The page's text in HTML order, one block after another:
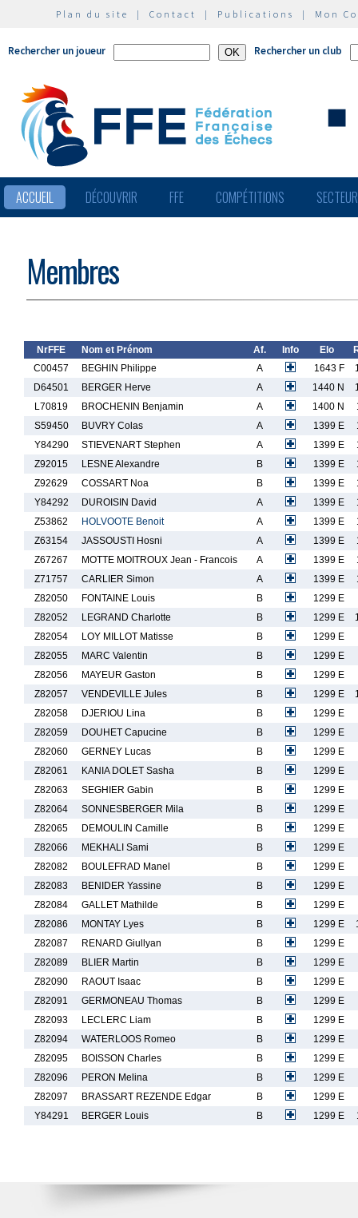
Plan du site | Contact | Publications | Mon
Rechercher un joueur Rechercher un club
ACCUEIL DÉCOUVRIR FFE COMPÉTITIONS
Membres
NrFFE Nom et Prénom Af. Info Elo
C00457
BEGHIN Philippe A 1643 F
D64501
BERGER Herve A 1440 N
L70819
BROCHENIN Benjamin A 1400 N
S59450
BUVRY Colas A 1399 E
Y84290
STIEVENART Stephen A 1399 E
Z92015
LESNE Alexandre B 1399 E
Z92629
COSSART Noa B 1399 E
Y84292
DUROISIN David A 1399 E
Z53862
HOLVOOTE Benoit A 1399 E
Z63154
JASSOUSTI Hosni A 1399 E
Z67267
MOTTE MOITROUX Jean - Francois A 1399 E
Z71757
CARLIER Simon A 1399 E
Z82050
FONTAINE Louis B
1299 E
Z82052
LEGRAND Charlotte B 1299 E
Z82054
LOY MILLOT Matisse B
1299 E
Z82055
MARC Valentin B
1299 E
Z82056
MAYEUR Gaston B
1299 E
Z82057
VENDEVILLE Jules B 1299 E
Z82058
DJERIOU Lina B
1299 E
Z82059
DOUHET Capucine B
1299 E
Z82060
GERNEY Lucas B
1299 E
Z82061
KANIA DOLET Sasha B
1299 E
Z82063
SEGHIER Gabin B
1299 E
Z82064
SONNESBERGER Mila B
1299 E
Z82065
DEMOULIN Camille B
1299 E
Z82066
MEKHALI Sami B
1299 E
Z82082
BOULEFRAD Manel B
1299 E
Z82083
BENIDER Yassine B
1299 E
Z82084
GALLET Mathilde B
1299 E
Z82086
MONTAY Lyes B 1299 E
Z82087
RENARD Giullyan B
1299 E
Z82089
BLIER Martin B
1299 E
Z82090
RAOUT Isaac B
1299 E
Z82091
GERMONEAU Thomas B
1299 E
Z82093
LECLERC Liam B
1299 E
Z82094
WATERLOOS Romeo B
1299 E
Z82095
BOISSON Charles B
1299 E
Z82096
PERON Melina B
1299 E
Z82097
BRASSART REZENDE Edgar B
1299 E
Y84291
BERGER Louis B 1299 E